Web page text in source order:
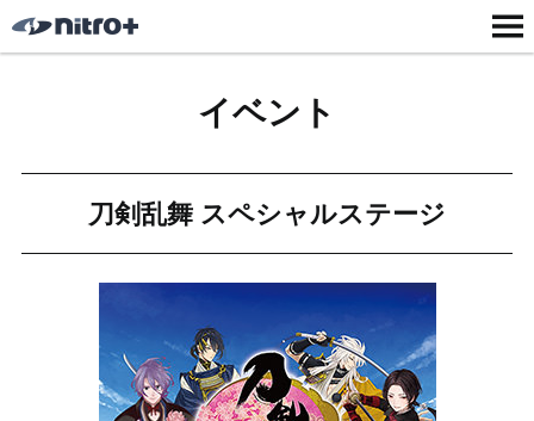
イベント
刀剣乱舞 スペシャルステージ